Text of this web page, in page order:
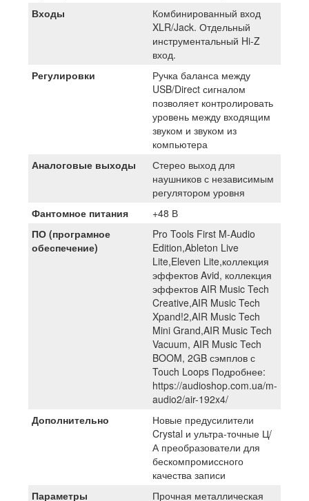
Входы
Комбинированный вход
XLR/Jack. Отдельный
инструментальный Hi-Z
вход.
Регулировки
Ручка баланса между
USB/Direct сигналом
позволяет контролировать
уровень между входящим
звуком и звуком из
компьютера
Аналоговые выходы
Стерео выход для
наушников с независимым
регулятором уровня
Фантомное питания
+48 В
ПО (програмное
обеспечение)
Pro Tools First M-Audio
Edition,Ableton Live
Lite,Eleven Lite,коллекция
эффектов Avid, коллекция
эффектов AIR Music Tech
Creative,AIR Music Tech
Xpand!2,AIR Music Tech
Mini Grand,AIR Music Tech
Vacuum, AIR Music Tech
BOOM, 2GB сэмплов с
Touch Loops Подробнее:
https://audioshop.com.ua/m-
audio2/air-192x4/
Дополнительно
Новые предусилители
Crystal и ультра-точные Ц/
А преобразователи для
бескомпромиссного
качества записи
Параметры
Прочная металлическая